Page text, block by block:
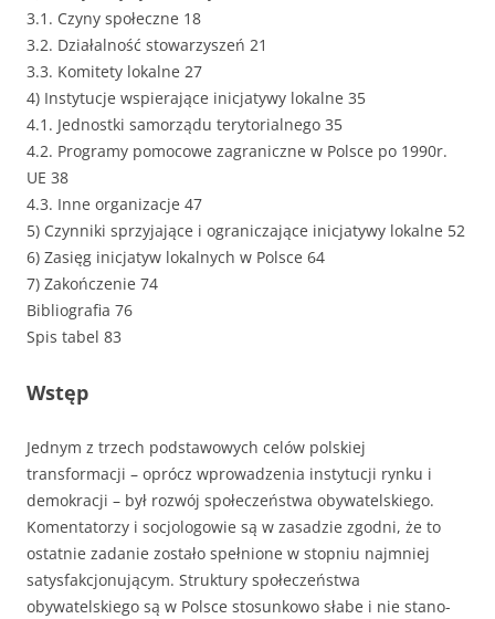
3.1. Czyny społeczne 18
3.2. Działalność stowarzyszeń 21
3.3. Komitety lokalne 27
4) Instytucje wspierające inicjatywy lokalne 35
4.1. Jednostki samorządu terytorialnego 35
4.2. Programy pomocowe zagraniczne w Polsce po 1990r.
UE 38
4.3. Inne organizacje 47
5) Czynniki sprzyjające i ograniczające inicjatywy lokalne 52
6) Zasięg inicjatyw lokalnych w Polsce 64
7) Zakończenie 74
Bibliografia 76
Spis tabel 83
Wstęp
Jednym z trzech podstawowych celów polskiej
transformacji – oprócz wprowadzenia instytucji rynku i
demokracji – był rozwój społeczeństwa oby­watelskiego.
Komentatorzy i socjologowie są w zasadzie zgodni, że to
ostat­nie zadanie zostało spełnione w stopniu najmniej
satysfakcjonującym. Struk­tury społeczeństwa
obywatelskiego są w Polsce stosunkowo słabe i nie stano­